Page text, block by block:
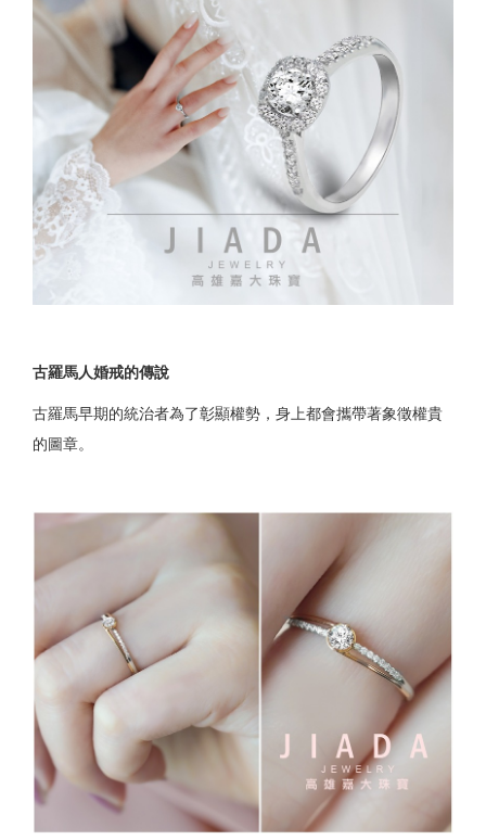
古羅馬人婚戒的傳說
古羅馬早期的統治者為了彰顯權勢，身上都會攜帶著象徵權貴
的圖章。